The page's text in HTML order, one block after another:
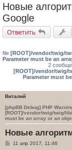
Новые
Google
Ответить
file [ROOT]/vendor/twig/
Parameter must be an
2
[ROOT]/vendor/twig/
Parameter must
Виталий
[phpBB Debug] PHP
[ROOT]/vendor/twig/twig/
must be an array or an
Новые
С11 апр 2017, 11:46